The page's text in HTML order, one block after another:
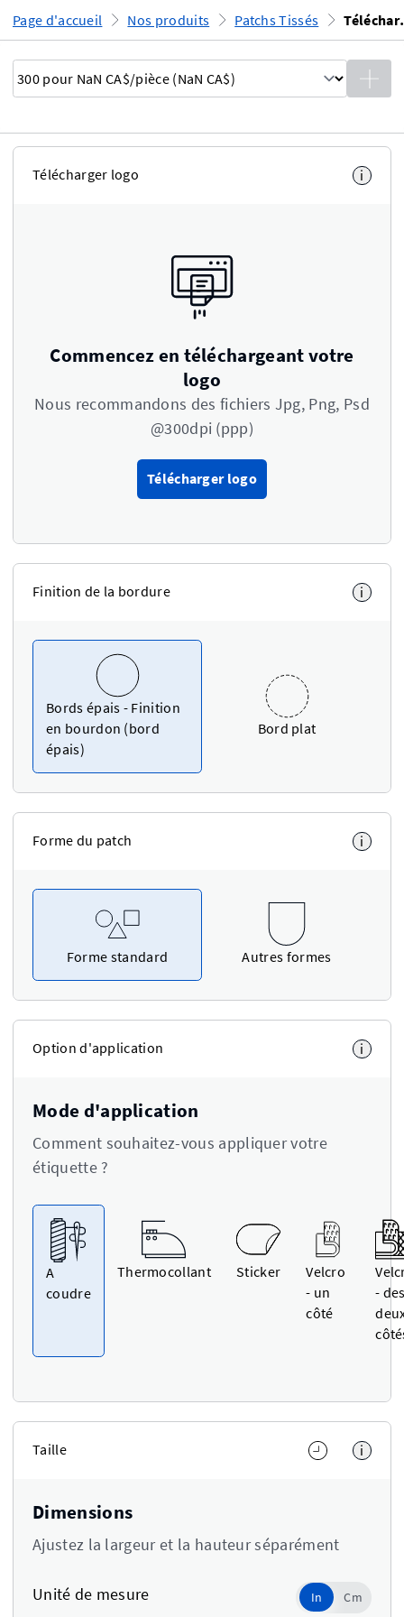
Page d'accueil Nos produits Patchs Tissés
Télécharger logo i
Commencez en téléchargeant votre
logo
Nous recommandons des fichiers Jpg, Png, Psd
@300dpi (ppp)
Télécharger logo
Finition de la bordure i
Bords épais - Finition
en bourdon (bord
épais)
Bord plat
Forme du patch i
Forme standard Autres formes
Option d'application i
Mode d'application
Comment souhaitez-vous appliquer votre
étiquette ?
A
coudre
Thermocollant Sticker
Velcro
- un
côté
-
Taille i
Dimensions
Ajustez la largeur et la hauteur séparément
Unité de mesure In Cm
Use setting
In